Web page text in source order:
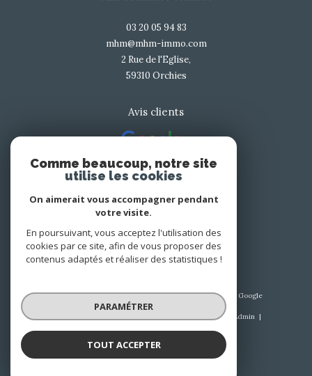
03 20 05 94 83
mhm@mhm-immo.com
2 Rue de l'Eglise,
59310
orchies
Avis clients
Nous suivre sur
© 2026 | Tous droits réservés | Traduction powered by Google
Mentions légales
Admin
Comme beaucoup, notre site
utilise les cookies
On aimerait vous accompagner pendant
votre visite.
En poursuivant, vous acceptez l'utilisation des
cookies par ce site, afin de vous proposer des
contenus adaptés et réaliser des statistiques !
PARAMÉTRER
TOUT ACCEPTER